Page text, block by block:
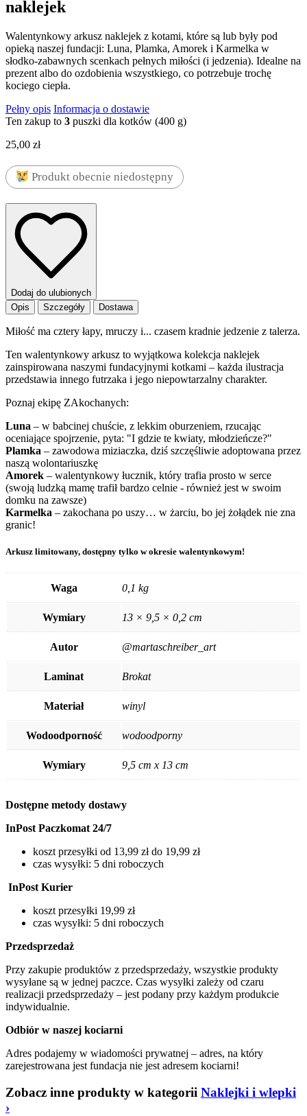
naklejek
Walentynkowy arkusz naklejek z kotami, które są lub były pod
opieką naszej fundacji: Luna, Plamka, Amorek i Karmelka w
słodko-zabawnych scenkach pełnych miłości (i jedzenia). Idealne na
prezent albo do ozdobienia wszystkiego, co potrzebuje trochę
kociego ciepła.
Pełny opis Informacja o dostawie
Ten zakup to 3 puszki dla kotków (400 g)
25,00 zł
Produkt obecnie niedostępny
Dodaj do ulubionych
Opis
Szczegóły Dostawa
Miłość ma cztery łapy, mruczy i... czasem kradnie jedzenie z talerza.
Ten walentynkowy arkusz to wyjątkowa kolekcja naklejek
zainspirowana naszymi fundacyjnymi kotkami – każda ilustracja
przedstawia innego futrzaka i jego niepowtarzalny charakter.
Poznaj ekipę ZAkochanych:
Luna – w babcinej chuście, z lekkim oburzeniem, rzucając
oceniające spojrzenie, pyta: "I gdzie te kwiaty, młodzieńcze?"
Plamka – zawodowa miziaczka, dziś szczęśliwie adoptowana przez
naszą wolontariuszkę
Amorek – walentynkowy łucznik, który trafia prosto w serce
(swoją ludzką mamę trafił bardzo celnie - również jest w swoim
domku na zawsze)
Karmelka – zakochana po uszy… w żarciu, bo jej żołądek nie zna
granic!
Arkusz limitowany, dostępny tylko w okresie walentynkowym!
Waga 0,1 kg
Wymiary 13 × 9,5 × 0,2 cm
Autor @martaschreiber_art
Laminat Brokat
Materiał winyl
Wodoodporność wodoodporny
Wymiary 9,5 cm x 13 cm
Dostępne metody dostawy
InPost Paczkomat 24/7
koszt przesyłki od 13,99 zł do 19,99 zł
czas wysyłki: 5 dni roboczych
InPost Kurier
koszt przesyłki 19,99 zł
czas wysyłki: 5 dni roboczych
Przedsprzedaż
Przy zakupie produktów z przedsprzedaży, wszystkie produkty
wysyłane są w jednej paczce. Czas wysyłki zależy od czaru
realizacji przedsprzedaży – jest podany przy każdym produkcie
indywidualnie.
Odbiór w naszej kociarni
Adres podajemy w wiadomości prywatnej – adres, na który
zarejestrowana jest fundacja nie jest adresem kociarni!
Zobacz inne produkty w kategorii Naklejki i wlepki
›